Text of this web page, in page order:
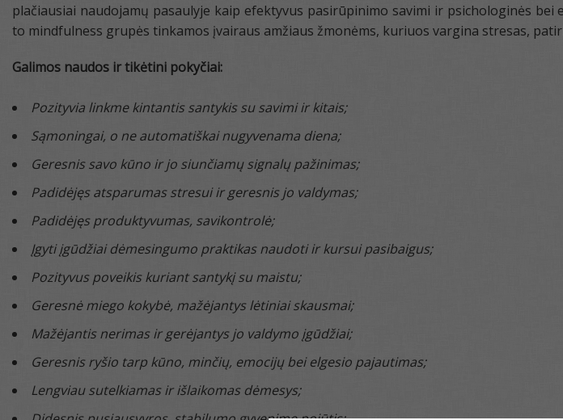
plačiausiai naudojamų pasaulyje kaip efektyvus pasirūpinimo savimi ir psichologinės
to mindfulness grupės tinkamos įvairaus amžiaus žmonėms, kuriuos vargina stresas,
Galimos naudos ir tikėtini pokyčiai:
Pozityvia linkme kintantis santykis su savimi ir kitais;
Sąmoningai, o ne automatiškai nugyvenama diena;
Geresnis savo kūno ir jo siunčiamų signalų pažinimas;
Padidėjęs atsparumas stresui ir geresnis jo valdymas;
Padidėjęs produktyvumas, savikontrolė;
Įgyti įgūdžiai dėmesingumo praktikas naudoti ir kursui pasibaigus;
Pozityvus poveikis kuriant santykį su maistu;
Geresnė miego kokybė, mažėjantys lėtiniai skausmai;
Mažėjantis nerimas ir gerėjantys jo valdymo įgūdžiai;
Geresnis ryšio tarp kūno, minčių, emocijų bei elgesio pajautimas;
Lengviau sutelkiamas ir išlaikomas dėmesys;